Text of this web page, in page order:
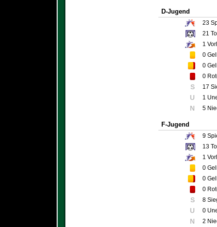
D-Jugend
23
21
1
0
0
0
S 17
U 1
N 5
F-Jugend
9
13
1
0
0
0
S 8
U 0
N 2